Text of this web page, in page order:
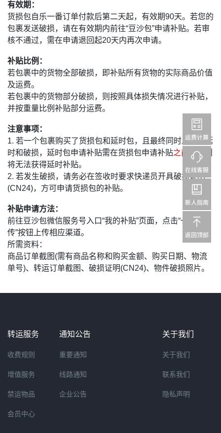
有效期：
货损包自乐一番订单付款后第二天起，有效期90天。若您的
包裹发送破损，请在有效期内前往“豆沙包”申请补贴。若审
核不通过，需在申请退回起20天内再次申请。
补贴比例：
若包裹中的货物全部破损，即补贴所有货物的实际商品价值
及运费。
若包裹中的货物部分破损，则按照具体损失情况进行补贴，
并按重量比例补贴部分运费。
注意事项：
1. 若一个包裹购买了货损包和延时包，且最终同时发生了延
时和破损，延时包申请补贴需在货损包申请补贴之前
，否则
将无法获得延时补贴。
2. 若发生破损，请务必在签收时要求快递员开具破损证明
(CN24)，方可申请货损包的补贴。
补贴申请方法：
前往豆沙包微信服务号入口“我的补贴”页面，点击“一键上
传”按钮上传相应渠道。
所需资料：
商品订单截图(需有商品名称和购买金额、购买日期、物流
单号)、转运订单截图、破损证明(CN24)、物件破损照片。
转运服务
收费规则
增值服务
禁运物品
会员中心
通知公告
重要通知
线路通知
企业公告
关于我们
关于我们
联系我们
隐私声明